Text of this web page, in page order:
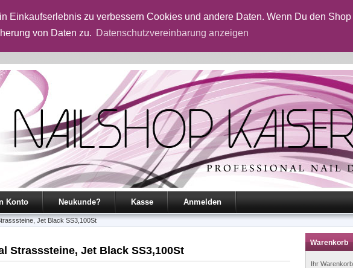
Einkaufserlebnis zu verbessern Cookies und andere Daten. Wenn Du den Shop
von Daten zu. Datenschutzvereinbarung anzeigen
Konto Neukunde? Kasse Anmelden
Jet Black SS3,100St
Strasssteine, Jet Black SS3,100St
Warenkorb
Ihr